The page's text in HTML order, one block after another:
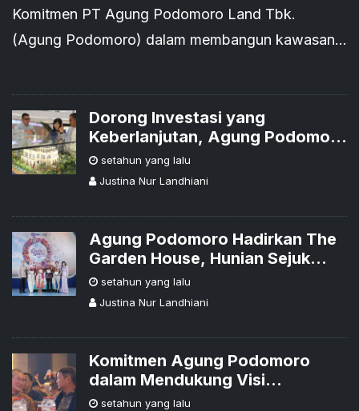
Komitmen PT Agung Podomoro Land Tbk.
(Agung Podomoro) dalam membangun kawasan
diwujudkan melalui kolaborasi strategis dengan
BINUS University.Dorong Investasi yang
Keberlanjutan, Agung Podomoro
Hadirkan Pilihan Hunian Ramah
Lingkungan
setahun yang lalu
Justina Nur Landhiani
Agung Podomoro Hadirkan The
Garden House, Hunian Sejuk
dengan Sentuhan Inovasi
Berkelanjutan
setahun yang lalu
Justina Nur Landhiani
Komitmen Agung Podomoro
dalam Mendukung Visi
Pemerintah di Bidang Perumahan
setahun yang lalu